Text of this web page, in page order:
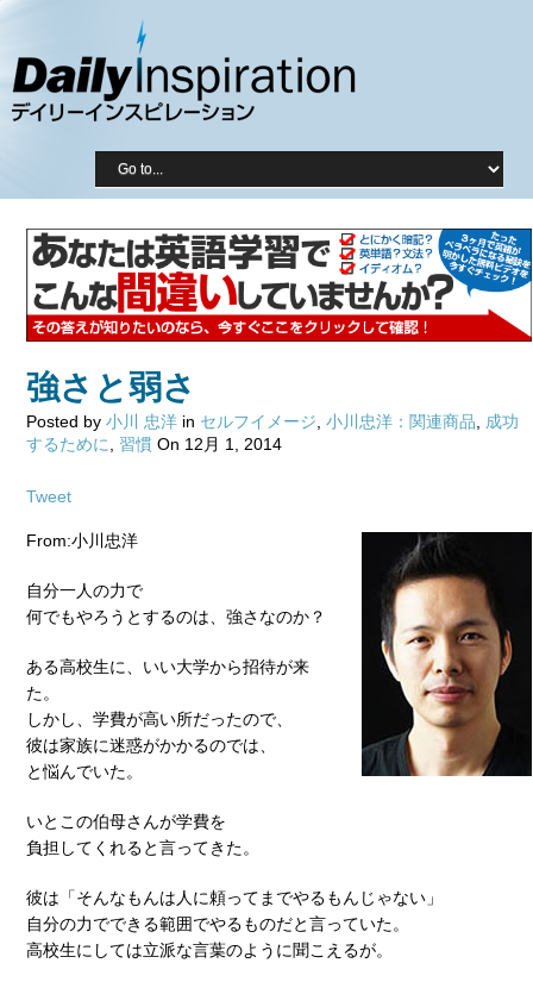
強さと弱さ
Posted by 小川 忠洋 in セルフイメージ 小川忠洋：関連商品
成功
するために
習慣 On 12月 1, 2014
Tweet
From:小川忠洋
自分一人の力で
何でもやろうとするのは、強さなのか？
ある高校生に、いい大学から招待が来
た。
しかし、学費が高い所だったので、
彼は家族に迷惑がかかるのでは、
と悩んでいた。
いとこの伯母さんが学費を
負担してくれると言ってきた。
彼は「そんなもんは人に頼ってまでやるもんじゃない」
自分の力でできる範囲でやるものだと言っていた。
高校生にしては立派な言葉のように聞こえるが。